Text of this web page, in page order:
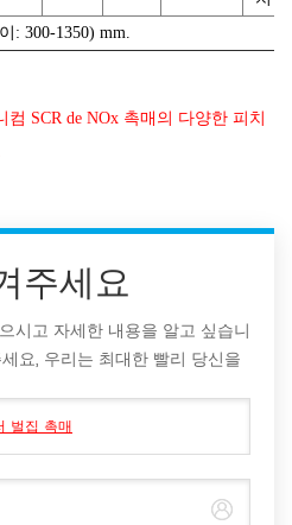
: 300-1350) mm.
SCR de NOx 촉매의 다양한 피치
주세요
시고 자세한 내용을 알고 싶습니
요, 우리는 최대한 빨리 당신을
벌집 촉매